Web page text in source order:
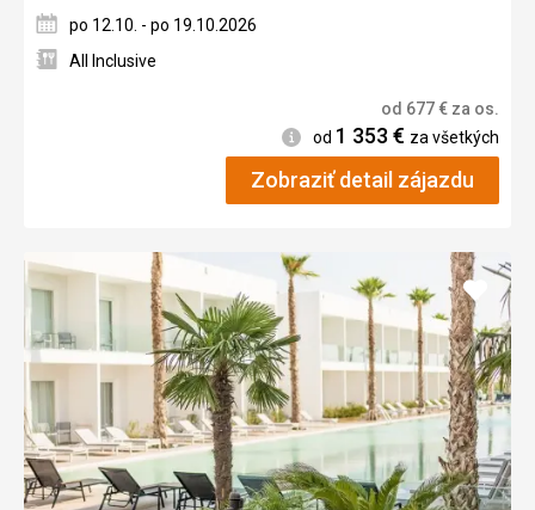
po 12.10. - po 19.10.2026
All Inclusive
od 677€ za os.
Informácie
od 1 353 € za všetkých
Zobraziť detail zájazdu
Pridať
do